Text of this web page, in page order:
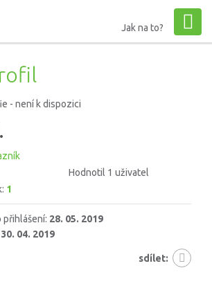
Jak na to?
Hodnotil 1 uživatel
1
28. 05. 2019
30. 04. 2019
sdílet: